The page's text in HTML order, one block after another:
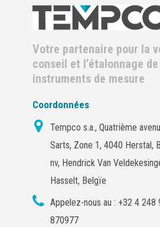
Votre partenaire pour la
conseil et l’étalonnage
instruments de mesure
Coordonnées
Tempco s.a., Quatrième
Sarts, Zone 1, 4040 Herstal,
nv, Hendrick Van
Hasselt, Belgïe
Appelez-nous au : +32 4 248
870977